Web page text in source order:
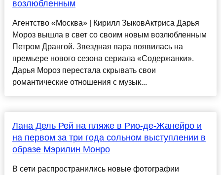
возлюбленным
Агентство «Москва» | Кирилл ЗыковАктриса Дарья
Мороз вышла в свет со своим новым возлюбленным
Петром Дрангой. Звездная пара появилась на
премьере нового сезона сериала «Содержанки».
Дарья Мороз перестала скрывать свои
романтические отношения с музык...
Лана Дель Рей на пляже в Рио-де-Жанейро и
на первом за три года сольном выступлении в
образе Мэрилин Монро
В сети распространились новые фотографии